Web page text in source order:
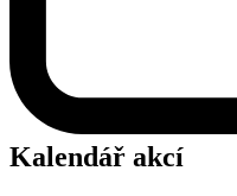
Kalendář akcí